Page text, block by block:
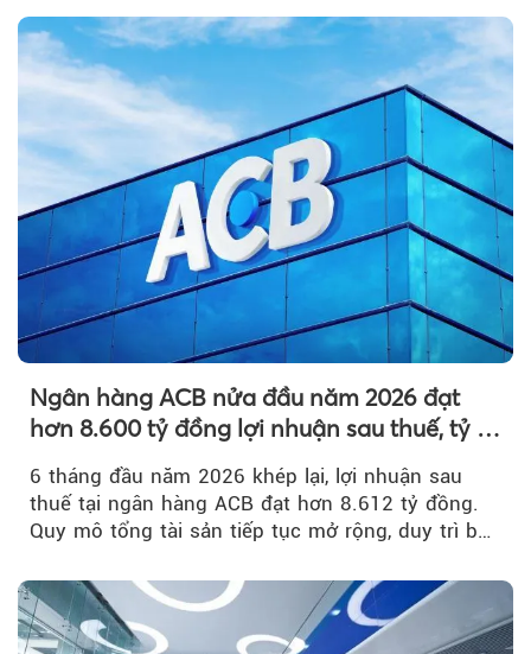
Ngân hàng ACB nửa đầu năm 2026 đạt
hơn 8.600 tỷ đồng lợi nhuận sau thuế, tỷ lệ
6 tháng đầu năm 2026 khép lại, lợi nhuận sau
thuế tại ngân hàng ACB đạt hơn 8.612 tỷ đồng.
Quy mô tổng tài sản tiếp tục mở rộng, duy trì bộ